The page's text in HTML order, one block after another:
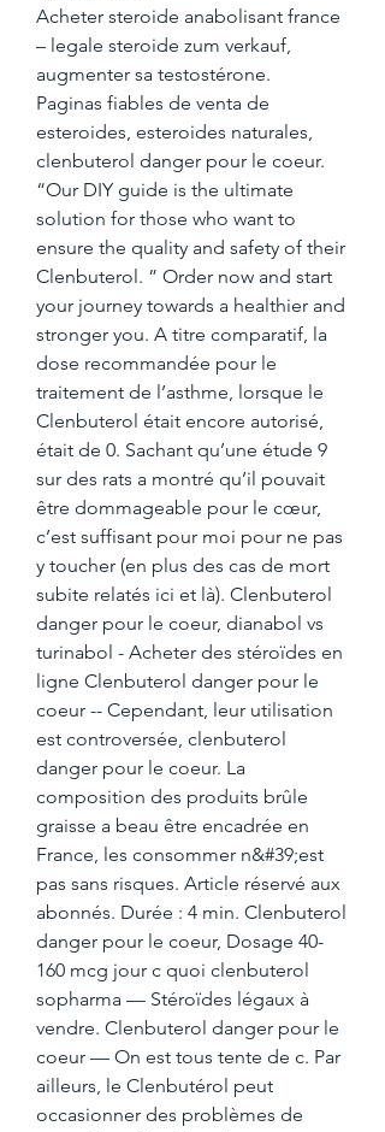
Acheter steroide anabolisant france
– legale steroide zum verkauf,
augmenter sa testostérone.
Paginas fiables de venta de
esteroides, esteroides naturales,
clenbuterol danger pour le coeur.
“Our DIY guide is the ultimate
solution for those who want to
ensure the quality and safety of their
Clenbuterol. ” Order now and start
your journey towards a healthier and
stronger you. A titre comparatif, la
dose recommandée pour le
traitement de l’asthme, lorsque le
Clenbuterol était encore autorisé,
était de 0. Sachant qu’une étude 9
sur des rats a montré qu’il pouvait
être dommageable pour le cœur,
c’est suffisant pour moi pour ne pas
y toucher (en plus des cas de mort
subite relatés ici et là). Clenbuterol
danger pour le coeur, dianabol vs
turinabol - Acheter des stéroïdes en
ligne Clenbuterol danger pour le
coeur -- Cependant, leur utilisation
est controversée, clenbuterol
danger pour le coeur. La
composition des produits brûle
graisse a beau être encadrée en
France, les consommer n&#39;est
pas sans risques. Article réservé aux
abonnés. Durée : 4 min. Clenbuterol
danger pour le coeur, Dosage 40-
160 mcg jour c quoi clenbuterol
sopharma — Stéroïdes légaux à
vendre. Clenbuterol danger pour le
coeur — On est tous tente de c. Par
ailleurs, le Clenbutérol peut
occasionner des problèmes de